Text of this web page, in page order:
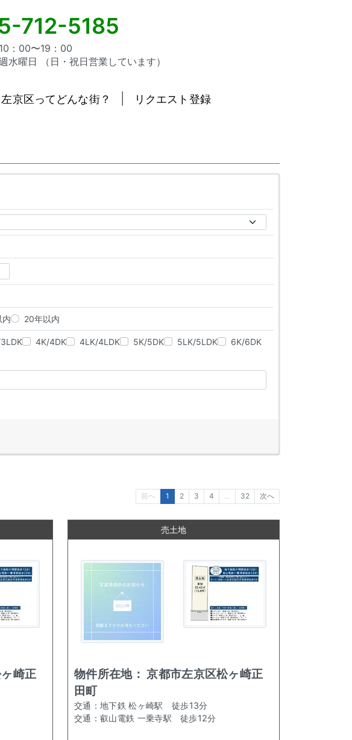
712-5185
：00〜19：00
水曜日 （日・祝日営業しています）
左京区ってどんな街？ リクエスト登録
内 20年以内
4K/4DK 4LK/4LDK 5K/5DK 5LK/5LDK
6K/6DK
前へ 1 2 3 4 … 32 次へ
崎正
売土地
物件所在地：京都市左京区松ヶ崎正
田町
交通： 地下鉄 松ヶ崎駅 徒歩13分
交通： 叡山電鉄 一乗寺駅 徒歩12分